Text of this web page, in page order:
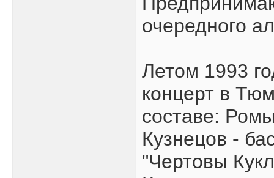
очередного
Летом 1993
концерт в
составе:
Кузнецов -
"Чертовы